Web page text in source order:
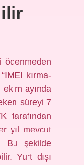
ödenmeden
kırma-
ekim ayında
süreyi 7
tarafından
yıl mevcut
Bu şekilde
Yurt dışı